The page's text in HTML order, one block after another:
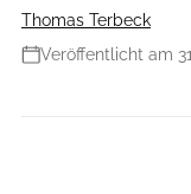
Thomas Terbeck
Veröffentlicht am